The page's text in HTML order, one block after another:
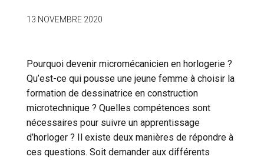
13 NOVEMBRE 2020
Pourquoi devenir micromécanicien en horlogerie ?
Qu’est-ce qui pousse une jeune femme à choisir la
formation de dessinatrice en construction
microtechnique ? Quelles compétences sont
nécessaires pour suivre un apprentissage
d’horloger ? Il existe deux manières de répondre à
ces questions. Soit demander aux différents